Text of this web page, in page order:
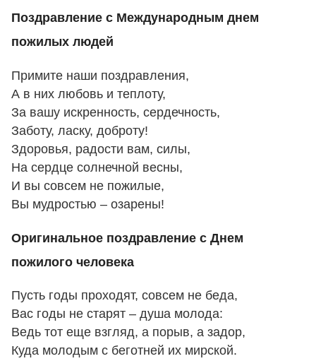
Поздравление с Международным днем
пожилых людей
Примите наши поздравления,
А в них любовь и теплоту,
За вашу искренность, сердечность,
Заботу, ласку, доброту!
Здоровья, радости вам, силы,
На сердце солнечной весны,
И вы совсем не пожилые,
Вы мудростью – озарены!
Оригинальное поздравление с Днем
пожилого человека
Пусть годы проходят, совсем не беда,
Вас годы не старят – душа молода:
Ведь тот еще взгляд, а порыв, а задор,
Куда молодым с беготней их мирской.